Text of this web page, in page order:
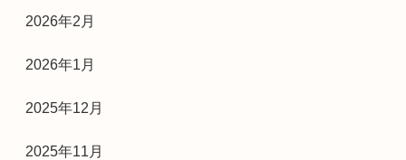
2026年2月
2026年1月
2025年12月
2025年11月